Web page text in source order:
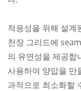
적응성을 위해 설계
천장 그리드에
의 유연성을 제공합
사용하여 양압을 만
과적으로 최소화할